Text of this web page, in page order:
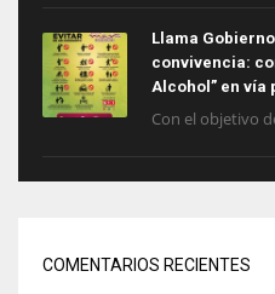
Llama
convivencia:
Alcohol” en vía
Con el objetivo
COMENTARIOS RECIENTES